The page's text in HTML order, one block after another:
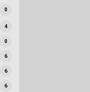
0
4
0
6
6
6